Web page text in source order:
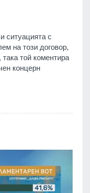
ситуацията с
на този договор,
той коментира
концерн